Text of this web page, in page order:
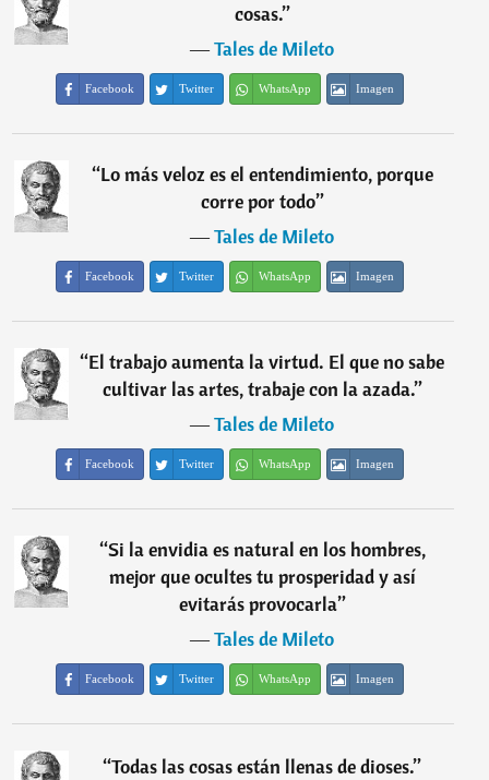
cosas.”
―Tales de Mileto
Facebook Twitter WhatsApp Imagen
“Lo más veloz es el entendimiento, porque
corre por todo”
―Tales de Mileto
Facebook Twitter WhatsApp Imagen
“El trabajo aumenta la virtud. El que no sabe
cultivar las artes, trabaje con la azada.”
―Tales de Mileto
Facebook Twitter WhatsApp Imagen
“Si la envidia es natural en los hombres,
mejor que ocultes tu prosperidad y así
evitarás provocarla”
―Tales de Mileto
Facebook Twitter WhatsApp Imagen
“Todas las cosas están llenas de dioses.”